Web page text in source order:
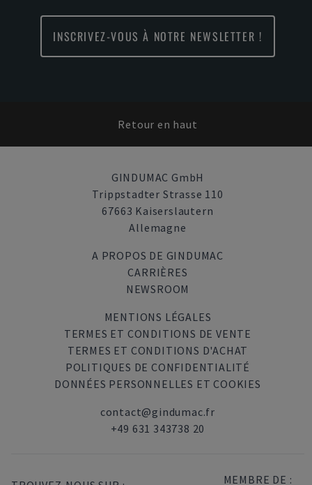
INSCRIVEZ-VOUS À NOTRE NEWSLETTER !
Retour en haut
GINDUMAC GmbH
Trippstadter Strasse 110
67663 Kaiserslautern
Allemagne
A PROPOS DE GINDUMAC
CARRIÈRES
NEWSROOM
MENTIONS LÉGALES
TERMES ET CONDITIONS DE VENTE
TERMES ET CONDITIONS D'ACHAT
POLITIQUES DE CONFIDENTIALITÉ
DONNÉES PERSONNELLES ET COOKIES
contact@gindumac.fr
+49 631 343738 20
MEMBRE DE :